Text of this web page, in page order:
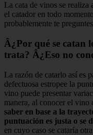
La cata de vinos se realiza
el catador en todo
probablemente te
Â¿Por qué se catan
trata? Â¿Eso no
La razón de catarlo así es
defectuosa estropee la
vino puede presentar
manera, al conocer el vino
saber en base a la
puntuación es justa o se
en cuyo caso se cataría